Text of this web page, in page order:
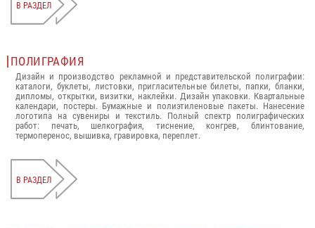
В РАЗДЕЛ
ПОЛИГРАФИЯ
Дизайн и производство рекламной и представительской полиграфии:
каталоги, буклеты, листовки, пригласительные билеты, папки, бланки,
дипломы, открытки, визитки, наклейки. Дизайн упаковки. Квартальные
календари, постеры. Бумажные и полиэтиленовые пакеты. Нанесение
логотипа на сувениры и текстиль. Полный спектр полиграфических
работ: печать, шелкография, тиснение, конгрев, блинтование,
термоперенос, вышивка, гравировка, переплет.
В РАЗДЕЛ